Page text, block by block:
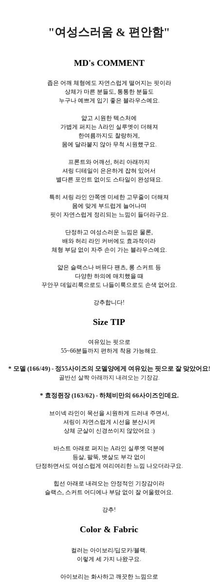
"여성스러움 & 편안함"
MD's COMMENT
좁은 어깨 체형에도 자연스럽게 떨어지는 핏이라
상체가 마른 분들도, 통통한 분들도
누구나 예쁘게 입기 좋은 블라우스예요.
얇고 시원한 텍스처에
가볍게 퍼지는 A라인 실루엣이 더해져
한여름까지도 찰랑하게,
몸에 달라붙지 않아 무척 시원했구요.
프론트와 어깨선, 허리 아래까지
셔링 디테일이 은은하게 잡혀 있어서
별다른 포인트 없이도 스타일이 완성돼요.
특히 셔링 라인 안쪽엔 미세한 고무줄이 더해져
몸에 맞게 부드럽게 늘어나며
핏이 자연스럽게 정리되는 느낌이 들더라구요.
단정하고 여성스러운 느낌은 물론,
배와 허리 라인 커버에도 효과적이라
체형 부담 없이 자주 손이 가는 블라우스예요.
얇은 슬랙스나 버뮤다 팬츠, 롱 스커트 등
다양한 하의에 매치했을 때
꾸안꾸 데일리룩으로도 나들이룩으로도 손색 없어요.
강추합니다!
Size TIP
여유있는 핏으로
55~66분들까지 편하게 착용 가능해요.
* 모델 (166/49) - 정55사이즈의 모델양에게 여유있는 핏으로 잘 맞았어요!
골반선 살짝 아래까지 내려오는 기장감.
* 효정쥔장 (163/62) - 하체비만의 66사이즈인데요.
브이넥 라인이 목선을 시원하게 드러내 주면서,
셔링이 자연스럽게 시선을 분산시켜
상체 군살이 신경쓰이지 않았어요 :)
바스트 아래로 퍼지는 A라인 실루엣 덕분에
등살, 팔뚝, 뱃살도 부각 없이
단정하면서도 여성스럽게 여리여리한 느낌 나오더라구요.
힙선 아래로 내려오는 안정적인 기장감이라
슬랙스, 스커트 어디에나 부담 없이 잘 어울렸어요.
강추!
Color & Fabric
컬러는 아이보리/딥모카/블랙.
이렇게 세 가지 나왔구요.
아이보리는 화사하고 깨끗한 느낌으로